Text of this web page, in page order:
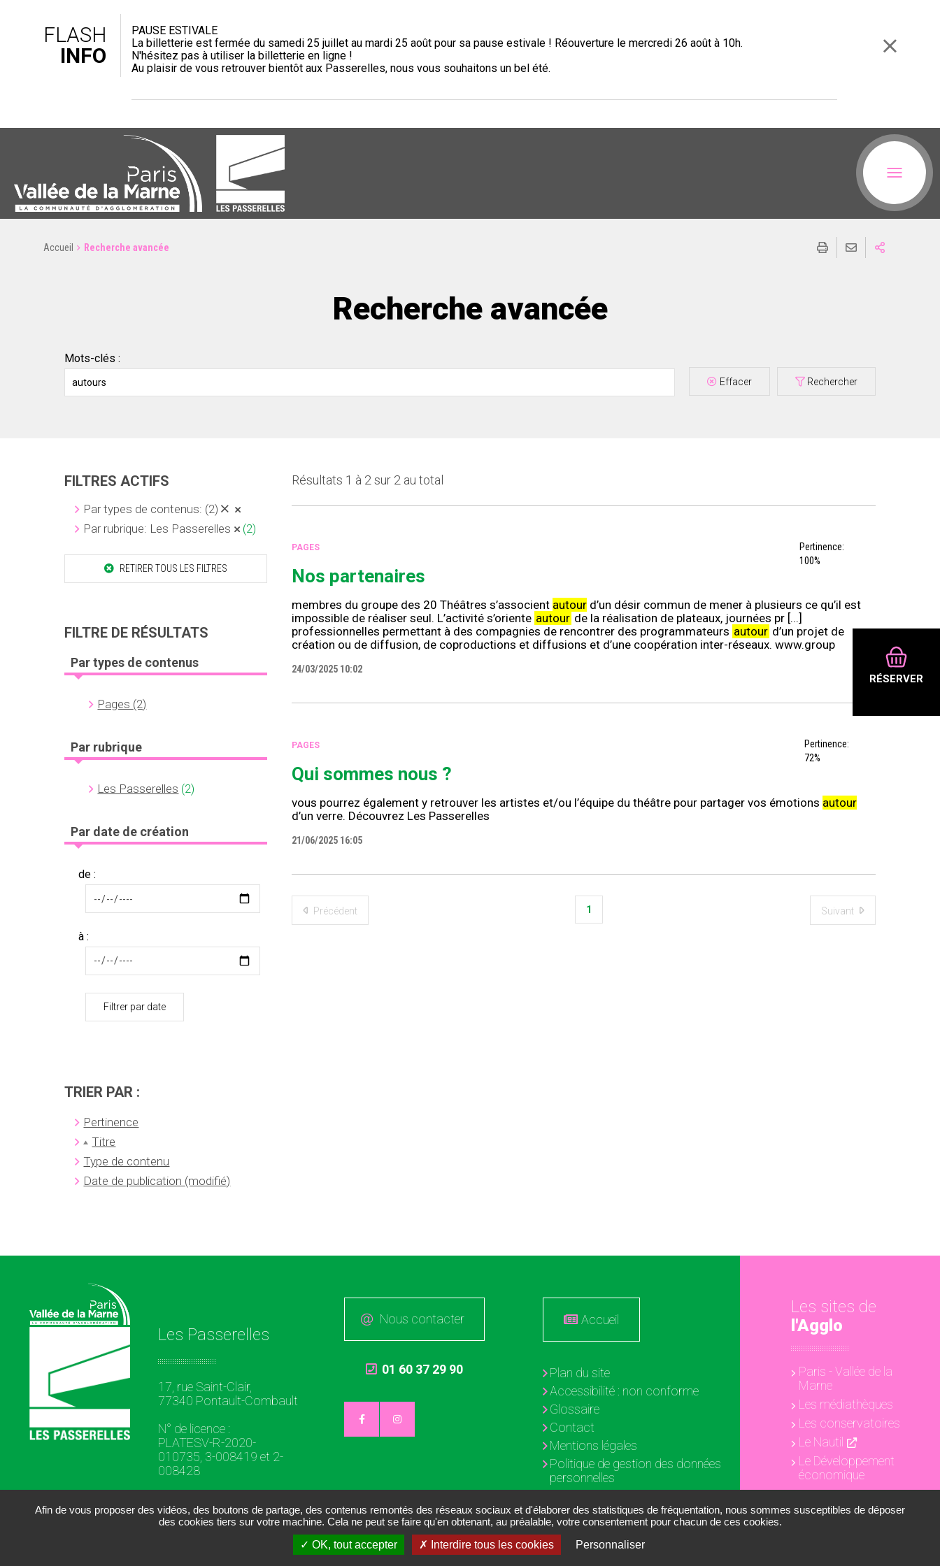
Afin de vous proposer des vidéos, des boutons de partage, des contenus remontés des réseaux sociaux et d'élaborer des statistiques de fréquentation, nous sommes susceptibles de déposer
des cookies tiers sur votre machine. Cela ne peut se faire qu'en obtenant, au préalable, votre consentement pour chacun de ces cookies.
OK, tout accepter
Interdire tous les cookies Personnaliser
FLASH
INFO
PAUSE ESTIVALE
La billetterie est fermée du samedi 25 juillet au mardi 25 août pour sa pause estivale ! Réouverture le mercredi 26 août à 10h.
N'hésitez pas à utiliser la billetterie en ligne !
Au plaisir de vous retrouver bientôt aux Passerelles, nous vous souhaitons un bel été.
Accueil Recherche avancée
RÉSERVER
Recherche avancée
Mots-clés :
Effacer Rechercher
FILTRES ACTIFS
Par types de contenus: (2)
Par rubrique: Les Passerelles
(2)
RETIRER TOUS LES FILTRES
FILTRE DE RÉSULTATS
Par types de contenus
Pages (2)
Par rubrique
Les Passerelles (2)
Par date de création
de :
à :
Filtrer par date
TRIER PAR :
Pertinence
Titre
Type de contenu
Date de publication (modifié)
Résultats 1 à 2 sur 2 au total
PAGES
Pertinence:
100%
Nos partenaires
membres du groupe des 20 Théâtres s’associent autourd’un désir commun de mener à plusieurs ce qu’il est
impossible de réaliser seul. L’activité s’oriente autour de la réalisation de plateaux, journées pr [...]
professionnelles permettant à des compagnies de rencontrer des programmateurs autour d’un projet de
création ou de diffusion, de coproductions et diffusions et d’une coopération inter-réseaux. www.group
24/03/2025 10:02
PAGES
Pertinence:
72%
Qui sommes nous ?
vous pourrez également y retrouver les artistes et/ou l’équipe du théâtre pour partager vos émotions autour
d’un verre. Découvrez Les Passerelles
21/06/2025 16:05
Précédent 1 Suivant
Les Passerelles
17, rue Saint-Clair,
77340 Pontault-Combault
N° de licence :
PLATESV-R-2020-
010735, 3-008419 et 2-
008428
Nous contacter
01 60 37 29 90
Accueil
Plan du site
Accessibilité : non conforme
Glossaire
Contact
Mentions légales
Politique de gestion des données
personnelles
Gestion des cookies
Les sites de
l'Agglo
Paris - Vallée de la
Marne
Les médiathèques
Les conservatoires
Le Nautil
Le Développement
économique